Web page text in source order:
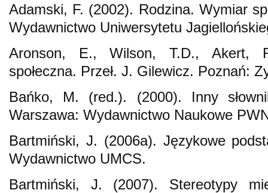
Adamski, F. (2002). Rodzina. Wymiar
Wydawnictwo Uniwersytetu
Aronson, E., Wilson, T.D., Akert,
społeczna. Przeł. J. Gilewicz. Poznań:
Bańko, M. (red.). (2000). Inny
Warszawa: Wydawnictwo Naukowe
Bartmiński, J. (2006a). Językowe
Wydawnictwo UMCS.
Bartmiński, J. (2007). Stereotypy